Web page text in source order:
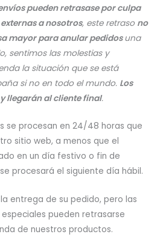
pueden retrasase por culpa
a nosotros, este retraso no
mayor para anular pedidosuna
sentimos las molestias y
la situación que se está
si no en todo el mundo. Los
llegarán al cliente final.
se procesan en 24/48 horas que
sitio web, a menos que el
en un día festivo o fin de
procesará el siguiente día hábil.
entrega de su pedido, pero las
pueden retrasarse
de nuestros productos.